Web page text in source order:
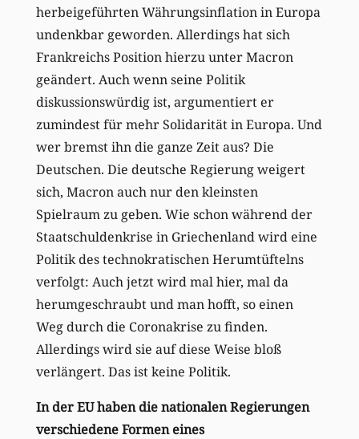
herbeigeführten Währungsinflation in Europa
undenkbar geworden. Allerdings hat sich
Frankreichs Position hierzu unter Macron
geändert. Auch wenn seine Politik
diskussionswürdig ist, argumentiert er
zumindest für mehr Solidarität in Europa. Und
wer bremst ihn die ganze Zeit aus? Die
Deutschen. Die deutsche Regierung weigert
sich, Macron auch nur den kleinsten
Spielraum zu geben. Wie schon während der
Staatschuldenkrise in Griechenland wird eine
Politik des technokratischen Herumtüftelns
verfolgt: Auch jetzt wird mal hier, mal da
herumgeschraubt und man hofft, so einen
Weg durch die Coronakrise zu finden.
Allerdings wird sie auf diese Weise bloß
verlängert. Das ist keine Politik.
In der EU haben die nationalen Regierungen
verschiedene Formen eines